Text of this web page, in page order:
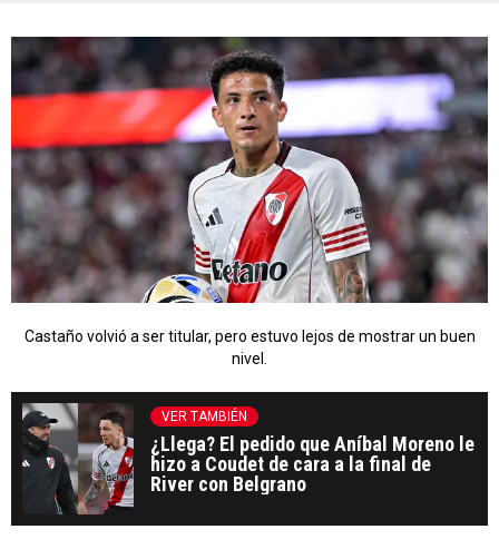
Castaño volvió a ser titular, pero estuvo lejos de mostrar un buen
nivel.
VER TAMBIÉN
¿Llega? El pedido que Aníbal Moreno le
hizo a Coudet de cara a la final de
River con Belgrano